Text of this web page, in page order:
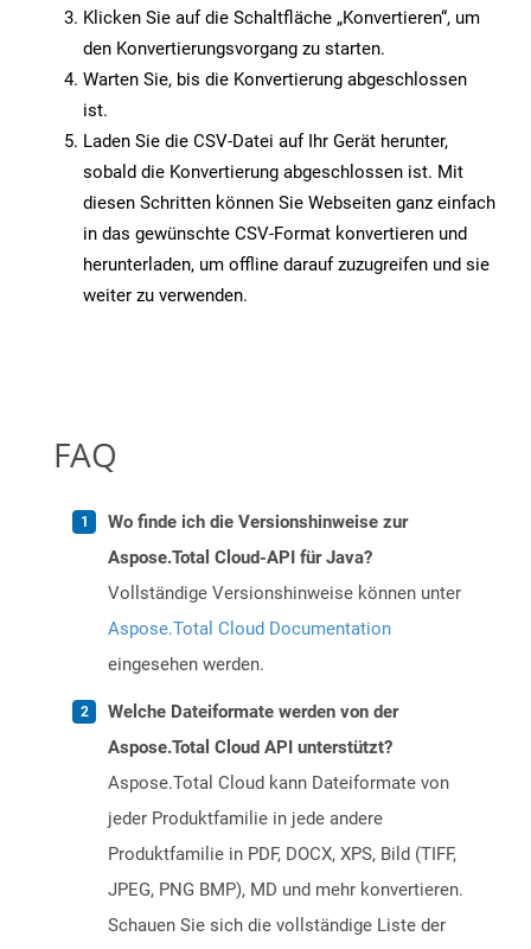
Klicken Sie auf die Schaltfläche „Konvertieren“, um
den Konvertierungsvorgang zu starten.
Warten Sie, bis die Konvertierung abgeschlossen
ist.
Laden Sie die CSV-Datei auf Ihr Gerät herunter,
sobald die Konvertierung abgeschlossen ist. Mit
diesen Schritten können Sie Webseiten ganz einfach
in das gewünschte CSV-Format konvertieren und
herunterladen, um offline darauf zuzugreifen und sie
weiter zu verwenden.
FAQ
Wo finde ich die Versionshinweise zur
Aspose.Total Cloud-API für Java?
Vollständige Versionshinweise können unter
Aspose.Total Cloud Documentation
eingesehen werden.
Welche Dateiformate werden von der
Aspose.Total Cloud API unterstützt?
Aspose.Total Cloud kann Dateiformate von
jeder Produktfamilie in jede andere
Produktfamilie in PDF, DOCX, XPS, Bild (TIFF,
JPEG, PNG BMP), MD und mehr konvertieren.
Schauen Sie sich die vollständige Liste der